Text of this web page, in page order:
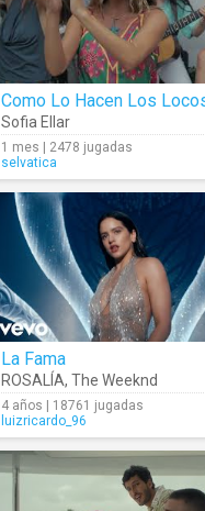
Como Lo Hacen Los
Sofia Ellar
1 mes | 2478 jugadas
selvatica
La Fama
ROSALÍA, The Weeknd
4 años | 18761 jugadas
luizricardo_96